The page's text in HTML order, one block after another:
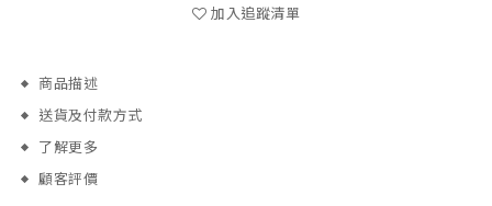
加入追蹤清單
商品描述
送貨及付款方式
了解更多
顧客評價